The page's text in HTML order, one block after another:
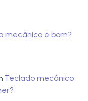
mecânico é bom?
Teclado mecânico